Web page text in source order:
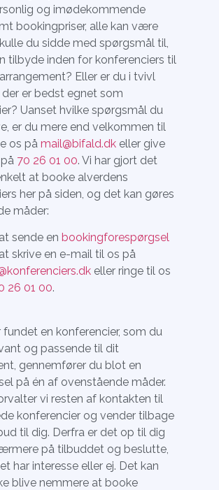
og imødekommende
bookingpriser, alle kan være
du sidde med spørgsmål til,
tilbyde inden for konferenciers til
Eller er du i tvivl
er bedst egnet som
Uanset hvilke spørgsmål du
er du mere end velkommen til
os på mail@bifald.dk eller give
70 26 01 00. Vi har gjort det
at booke alverdens
her på siden, og det kan gøres
måder:
sende en bookingforespørgsel
skrive en e-mail til os på
eller ringe til os
26 01 00.
fundet en konferencier, som du
og passende til dit
gennemfører du blot en
på én af ovenstående måder.
vi resten af kontakten til
konferencier og vender tilbage
til dig. Derfra er det op til dig
på tilbuddet og beslutte,
har interesse eller ej. Det kan
blive nemmere at booke